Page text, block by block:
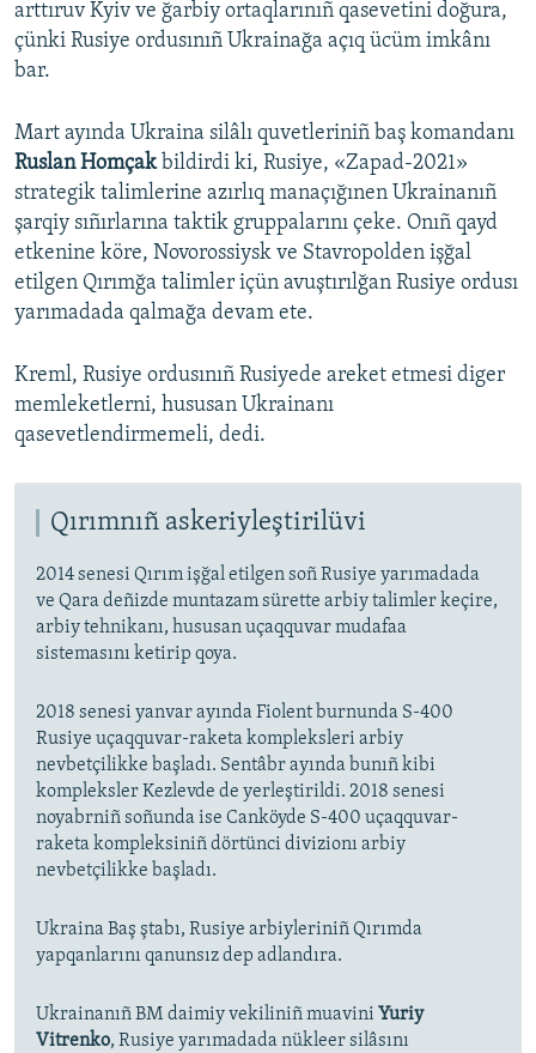
arttıruv Kyiv ve ğarbiy ortaqlarınıñ qasevetini doğura,
çünki Rusiye ordusınıñ Ukrainağa açıq ücüm imkânı
bar.
Mart ayında Ukraina silâlı quvetleriniñ baş komandanı
Ruslan Homçakbildirdi ki, Rusiye, «Zapad-2021»
strategik talimlerine azırlıq manaçığınen Ukrainanıñ
şarqiy sıñırlarına taktik gruppalarını çeke. Onıñ qayd
etkenine köre, Novorossiysk ve Stavropolden işğal
etilgen Qırımğa talimler içün avuştırılğan Rusiye ordusı
yarımadada qalmağa devam ete.
Kreml, Rusiye ordusınıñ Rusiyede areket etmesi diger
memleketlerni, hususan Ukrainanı
qasevetlendirmemeli, dedi.
Qırımnıñ askeriyleştirilüvi
2014 senesi Qırım işğal etilgen soñ Rusiye yarımadada
ve Qara deñizde muntazam sürette arbiy talimler keçire,
arbiy tehnikanı, hususan uçaqquvar mudafaa
sistemasını ketirip qoya.
2018 senesi yanvar ayında Fiolent burnunda S-400
Rusiye uçaqquvar-raketa kompleksleri arbiy
nevbetçilikke başladı. Sentâbr ayında bunıñ kibi
kompleksler Kezlevde de yerleştirildi. 2018 senesi
noyabrniñ soñunda ise Canköyde S-400 uçaqquvar-
raketa kompleksiniñ dörtünci divizionı arbiy
nevbetçilikke başladı.
Ukraina Baş ştabı, Rusiye arbiyleriniñ Qırımda
yapqanlarını qanunsız dep adlandıra.
Ukrainanıñ BM daimiy vekiliniñ muavini Yuriy
Vitrenko, Rusiye yarımadada nükleer silâsını